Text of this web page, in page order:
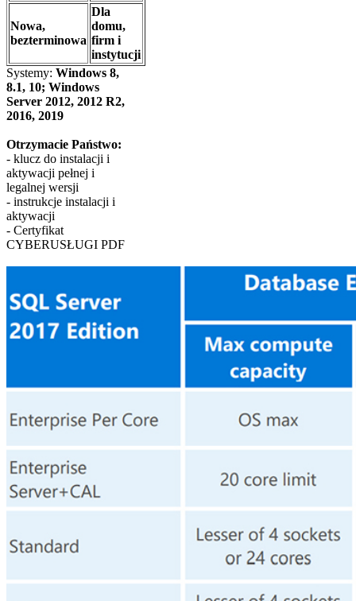
Nowa,
bezterminowa
Dla
domu,
firm i
instytucji
Systemy: Windows 8,
8.1, 10; Windows
Server 2012, 2012 R2,
2016, 2019
​Otrzymacie Państwo:
- klucz do instalacji i
aktywacji pełnej i
legalnej wersji
- instrukcje instalacji i
aktywacji
- Certyfikat
CYBERUSŁUGI PDF